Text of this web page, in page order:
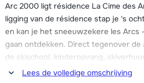
Arc 2000 ligt résidence La Cime des
ligging van de résidence stap je 's
en kan je het sneeuwzekere les Arcs
gaan ontdekken. Direct tegenover de
de skischool, kinderopvang,
winkels en restaurants.
Lees de volledige omschrijving